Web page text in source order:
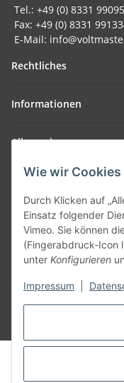
Wie wir Cookies
Durch Klicken auf
Einsatz folgender
Vimeo. Sie können
(Fingerabdruck-Icon
unter Konfigurieren
Impressum
Tel.: +49 (0) 8331
Fax: +49 (0) 8331
E-Mail:
Rechtliches
Informationen
Allgemein
Teil unseres Netzwerks:
SmoliTec - Safety.
* Alle Preise inkl.